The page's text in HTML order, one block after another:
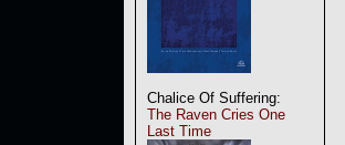
Chalice Of Suffering:
The Raven Cries One
Last Time